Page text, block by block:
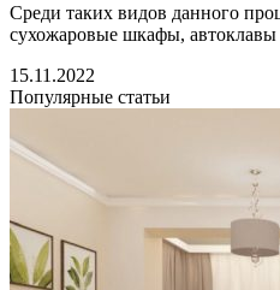
Среди таких видов данного
сухожаровые шкафы,
15.11.2022
Популярные статьи